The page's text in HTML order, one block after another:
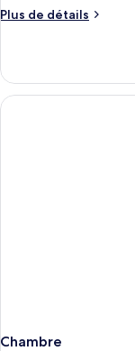
Plus de détails
Plus
le
type
de
Chambre